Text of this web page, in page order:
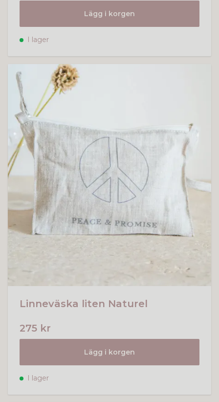
Lägg i korgen
I lager
Linneväska liten Naturel
275 kr
Lägg i korgen
I lager